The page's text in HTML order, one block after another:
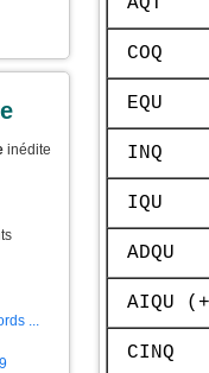
inédite
...
COQ
EQU
INQ
IQU
ADQU
AIQU
CINQ